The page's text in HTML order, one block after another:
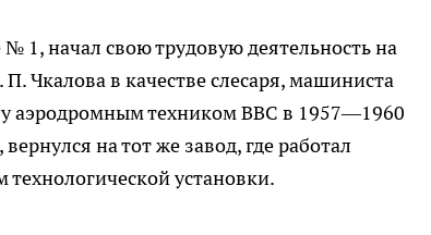
1, начал свою трудовую деятельность на
Чкалова в качестве слесаря, машиниста
аэродромным техником ВВС в 1957—1960
на тот же завод, где работал
установки.